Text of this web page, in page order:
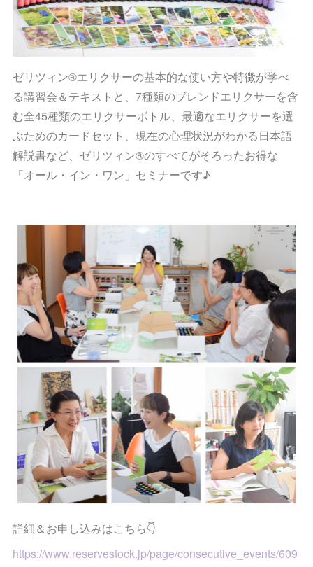
ゼリツィン®エリクサーの基本的な使い方や特徴が学べ
る講習会＆テキストと、7種類のブレンドエリクサーを含
む全45種類のエリクサーボトル、最適なエリクサーを選
ぶためのカードセット、現在の心理状況がわかる日本語
解説書など、ゼリツィン®のすべてがそろったお得な
「オール・イン・ワン」セミナーです♪
詳細＆お申し込みはこちら👇
https://www.reservestock.jp/page/consecutive_events/609